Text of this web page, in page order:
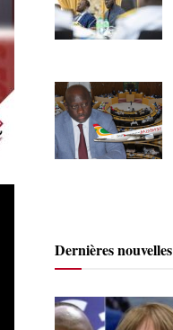
Dernières nouvelles